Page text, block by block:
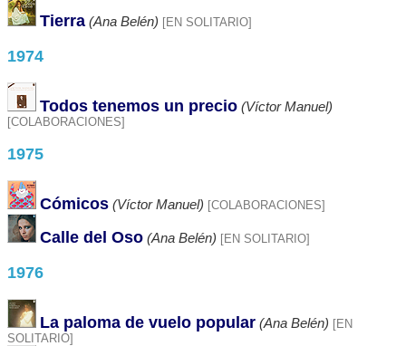
Tierra (Ana Belén) [EN SOLITARIO]
1974
Todos tenemos un precio (Víctor Manuel)
[COLABORACIONES]
1975
Cómicos (Víctor Manuel) [COLABORACIONES]
Calle del Oso (Ana Belén) [EN SOLITARIO]
1976
La paloma de vuelo popular (Ana Belén)
[EN
SOLITARIO]